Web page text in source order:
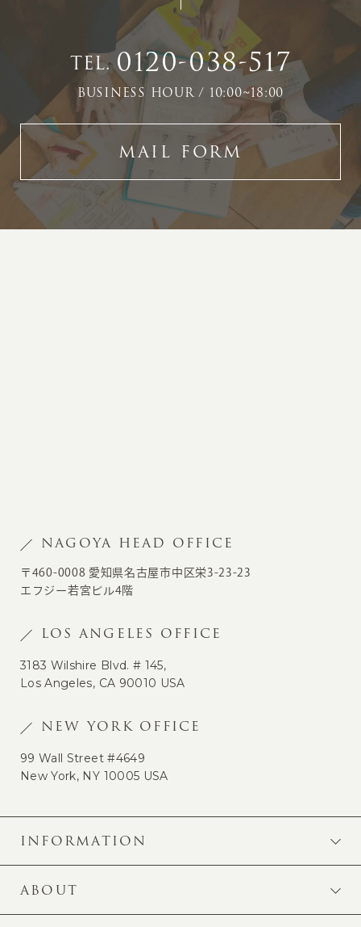
TEL.0120-038-517
BUSINESS HOUR / 10:00~18:00
MAIL FORM
NAGOYA HEAD OFFICE
〒460-0008 愛知県名古屋市中区栄3-23-23
エフジー若宮ビル4階
LOS ANGELES OFFICE
3183 Wilshire Blvd. # 145,
Los Angeles, CA 90010 USA
NEW YORK OFFICE
99 Wall Street #4649
New York, NY 10005 USA
INFORMATION
ABOUT